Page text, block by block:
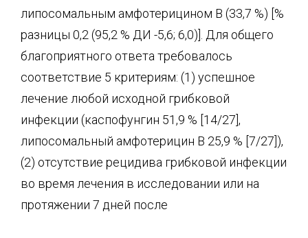
липосомальным амфотерицином В (33,7 %) [%
разницы 0,2 (95,2 % ДИ -5,6; 6,0)]. Для общего
благоприятного ответа требовалось
соответствие 5 критериям: (1) успешное
лечение любой исходной грибковой
инфекции (каспофунгин 51,9 % [14/27],
липосомальный амфотерицин В 25,9 % [7/27]),
(2) отсутствие рецидива грибковой инфекции
во время лечения в исследовании или на
протяжении 7 дней после